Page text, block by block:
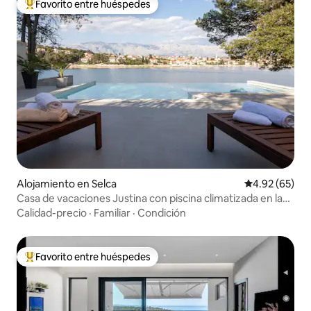
Favorito entre huéspedes preferido
Favorito entre huéspedes
Alojamiento en Selca Calificación
4.92 (65)
Casa de vacaciones Justina con piscina climatizada en la
playa
Calidad-precio · Familiar · Condición
Favorito entre huéspedes preferido
Favorito entre huéspedes